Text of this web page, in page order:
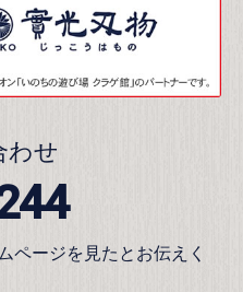
わせ
ページを見たとお伝えく